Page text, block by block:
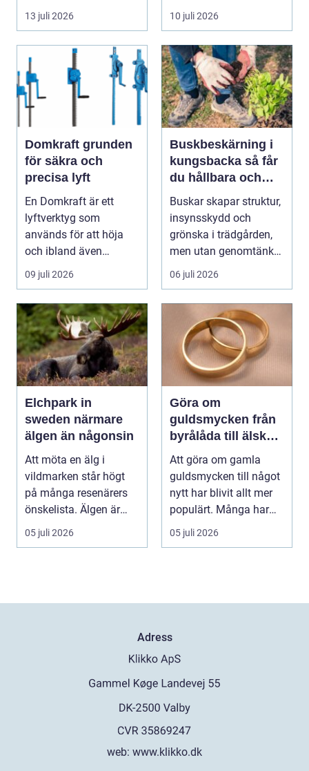
byggnad, när de får
komma in oc...
13 juli 2026
f&ou...
10 juli 2026
Domkraft grunden
för säkra och
precisa lyft
En Domkraft är ett
lyftverktyg som
används för att höja
och ibland även
positionera tunga
objekt, so...
09 juli 2026
Buskbeskärning i
kungsbacka så får
du hållbara och
vackra buskar året
runt
Buskar skapar struktur,
insynsskydd och
grönska i trädgården,
men utan genomtänkt
beskärning blir de...
06 juli 2026
Elchpark in
sweden närmare
älgen än någonsin
Att möta en älg i
vildmarken står högt
på många resenärers
önskelista. Älgen är
Skandinaviens ikonis...
05 juli 2026
Göra om
guldsmycken från
byrålåda till älskad
favorit
Att göra om gamla
guldsmycken till något
nytt har blivit allt mer
populärt. Många har
ärvda ringar, ...
05 juli 2026
Adress
web: www.klikko.dk